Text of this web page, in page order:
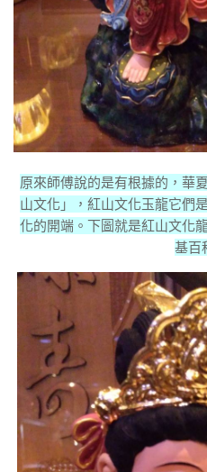
原來師傅說的是有根據的，華
山文化」，紅山文化玉龍它們
化的開端。下圖就是紅山文化
基百